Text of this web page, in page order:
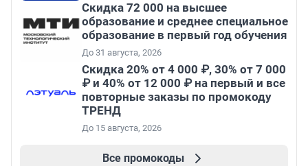
Скидка 72 000 на высшее
образование и среднее специальное
образование в первый год обучения
До 31 августа, 2026
Скидка 20% от 4 000 ₽, 30% от 7 000
₽ и 40% от 12 000 ₽ на первый и все
повторные заказы по промокоду
ТРЕНД
До 15 августа, 2026
Все промокоды